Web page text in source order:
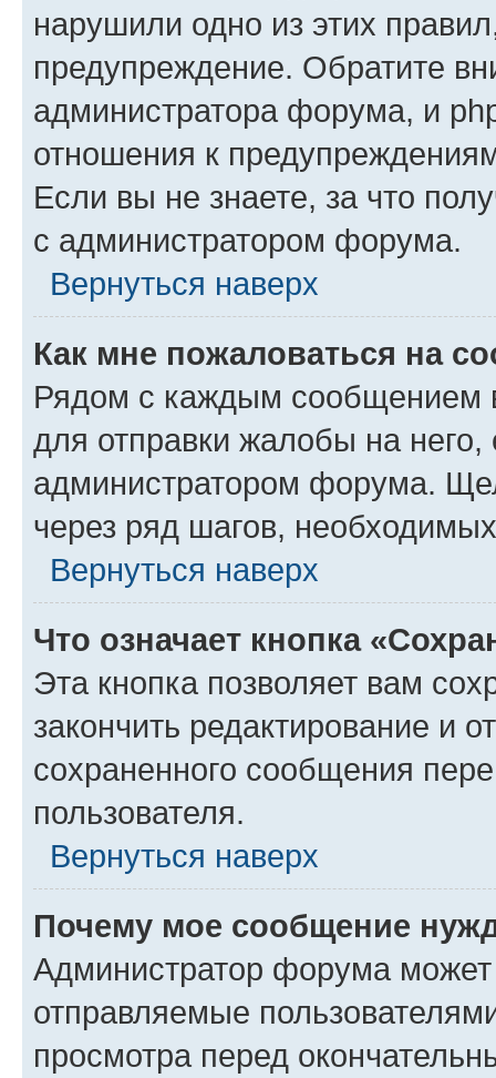
нарушили одно из этих
предупреждение. Обратите
администратора форума, и
отношения к
Если вы не знаете, за что
с администратором форума.
Вернуться наверх
Как мне пожаловаться на
Рядом с каждым сообщением
для отправки жалобы на
администратором форума.
через ряд шагов,
Вернуться наверх
Что означает кнопка
Эта кнопка позволяет вам
закончить редактирование и
сохраненного сообщения
пользователя.
Вернуться наверх
Почему мое сообщение
Администратор форума
отправляемые
просмотра перед